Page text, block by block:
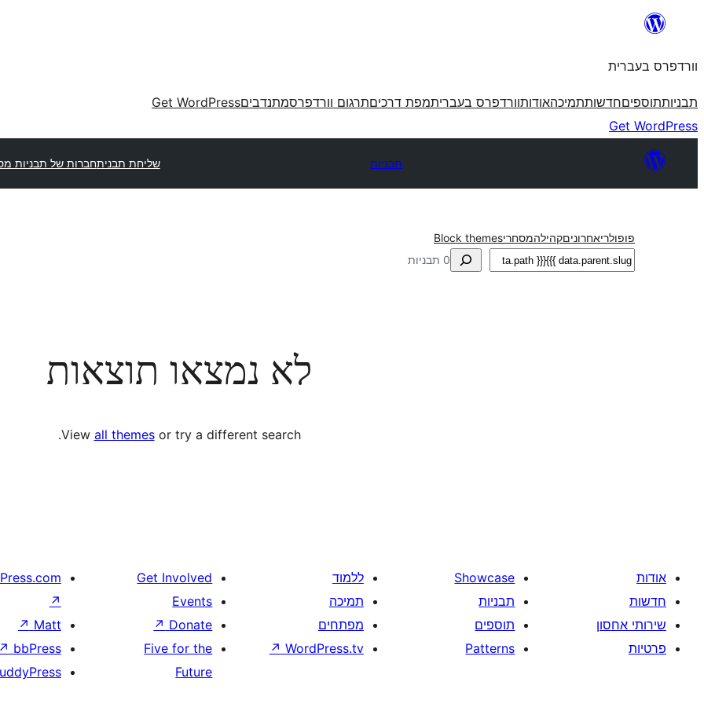
וורדפרס בעברית
תבניותתוספיםחדשותתמיכהאודותוורדפרס בעבריתמפת דרכיםתרגום וורדפרסמתנדביםGet WordPress
Get WordPress
תבניות שליחת תבניתחברות של תבניות
פופולריאחרוניםקהילהמסחריBlock themes
חיפוש 0 תבניות
לא נמצאו תוצאות
View all themesor try a different search.
אודות
חדשות
שירותי אחסון
פרטיות
Showcase
תבניות
תוספים
Patterns
ללמוד
תמיכה
מפתחים
WordPress.tv
↗
Get Involved
Events
Donate
↗
Five for the
Future
↗
Matt
↗
bbPress
↗